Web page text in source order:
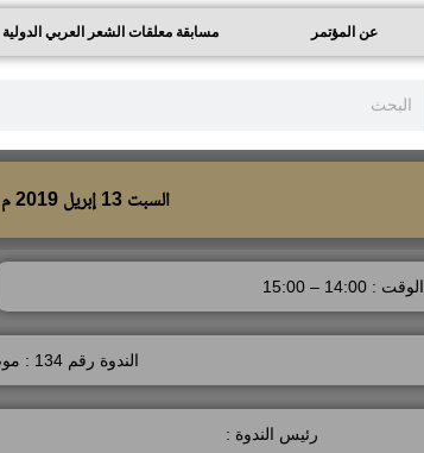
عن المؤتمر مسابقة معلقات الشعر العربي الدولية
السبت 13 إبريل 2019 م - الموافق 08 شعبان 1440 هـ
الوقت : 14:00 – 15:00
الندوة رقم 134 : موضوعات في القراءة والنثر
رئيس الندوة :